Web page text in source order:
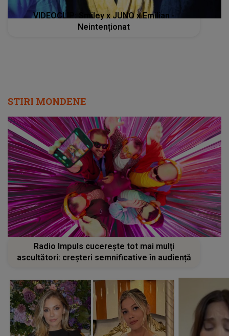
VIDEOCLIP: Smiley x JUNO x Emilian -
Neintenționat
STIRI MONDENE
Radio Impuls cucerește tot mai mulți
ascultători: creșteri semnificative în audiență